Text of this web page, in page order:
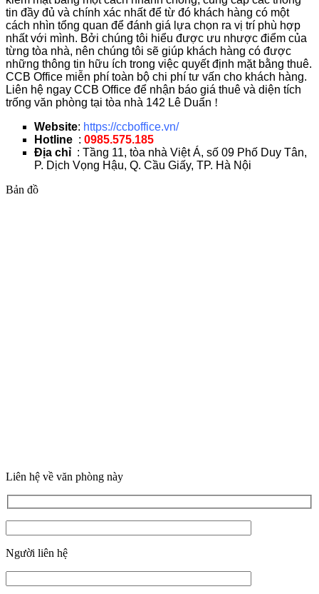
tin đầy đủ và chính xác nhất để từ đó khách hàng có một
cách nhìn tổng quan để đánh giá lựa chọn ra vị trí phù hợp
nhất với mình. Bởi chúng tôi hiểu được ưu nhược điểm của
từng tòa nhà, nên chúng tôi sẽ giúp khách hàng có được
những thông tin hữu ích trong việc quyết định mặt bằng thuê.
CCB Office miễn phí toàn bộ chi phí tư vấn cho khách hàng.
Liên hệ ngay CCB Office để nhận báo giá thuê và diện tích
trống văn phòng tại tòa nhà 142 Lê Duẩn !
Website: https://ccboffice.vn/
Hotline : 0985.575.185
Địa chỉ : Tầng 11, tòa nhà Việt Á, số 09 Phố Duy Tân,
P. Dịch Vọng Hậu, Q. Cầu Giấy, TP. Hà Nội
Bản đồ
Liên hệ về văn phòng này
Người liên hệ